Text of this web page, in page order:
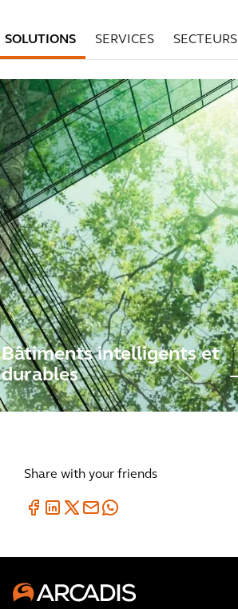
SOLUTIONS SERVICES SECTEURS
Bâtiments intelligents et
durables
Share with your friends